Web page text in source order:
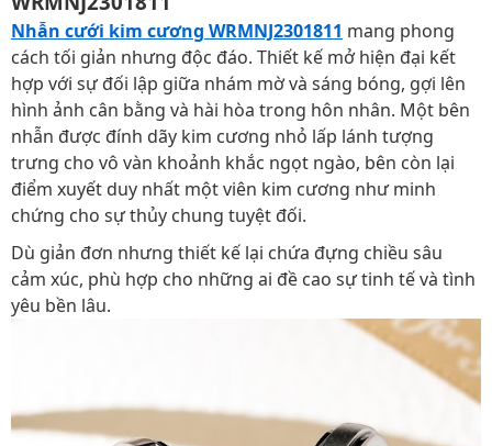
Nhẫn cưới kim cương WRMNJ2301811 mang phong
cách tối giản nhưng độc đáo. Thiết kế mở hiện đại kết
hợp với sự đối lập giữa nhám mờ và sáng bóng, gợi lên
hình ảnh cân bằng và hài hòa trong hôn nhân. Một bên
nhẫn được đính dãy kim cương nhỏ lấp lánh tượng
trưng cho vô vàn khoảnh khắc ngọt ngào, bên còn lại
điểm xuyết duy nhất một viên kim cương như minh
chứng cho sự thủy chung tuyệt đối.
Dù giản đơn nhưng thiết kế lại chứa đựng chiều sâu
cảm xúc, phù hợp cho những ai đề cao sự tinh tế và tình
yêu bền lâu.